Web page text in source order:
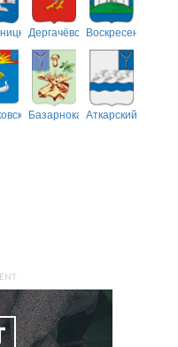
ДергачёвскийВоскресенский
Базарнокарабулакский
Аткарский